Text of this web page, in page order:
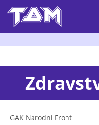
GAK Narodni Front